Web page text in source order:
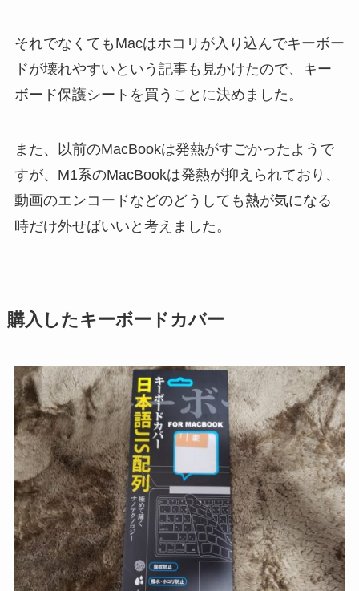
それでなくてもMacはホコリが入り込んでキーボー
ドが壊れやすいという記事も見かけたので、キー
ボード保護シートを買うことに決めました。
また、以前のMacBookは発熱がすごかったようで
すが、M1系のMacBookは発熱が抑えられており、
動画のエンコードなどのどうしても熱が気になる
時だけ外せばいいと考えました。
購入したキーボードカバー